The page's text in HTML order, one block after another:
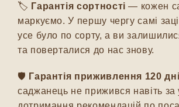
🏷️ Гарантія сортності — кожен
маркуємо. У першу чергу самі
усе було по сорту, а ви
та поверталися до нас знову.
🛡️ Гарантія приживлення 120
саджанець не прижився навіть за